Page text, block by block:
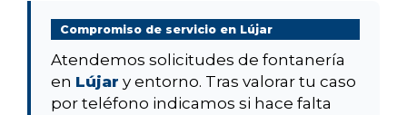
Compromiso de servicio en Lújar
Atendemos solicitudes de fontanería
en Lújar y entorno. Tras valorar tu caso
por teléfono indicamos si hace falta